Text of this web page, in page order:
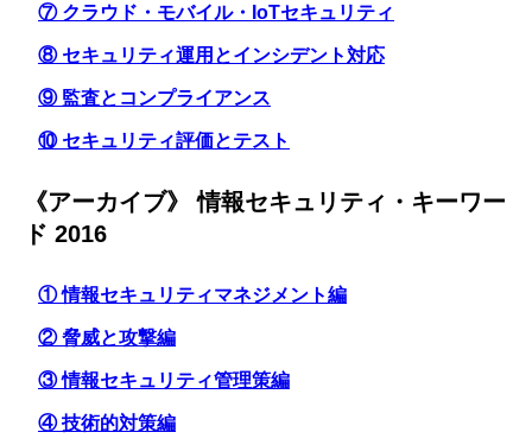
⑦ クラウド・モバイル・IoTセキュリティ
⑧ セキュリティ運用とインシデント対応
⑨ 監査とコンプライアンス
⑩ セキュリティ評価とテスト
《アーカイブ》 情報セキュリティ・キーワー
ド 2016
① 情報セキュリティマネジメント編
② 脅威と攻撃編
③ 情報セキュリティ管理策編
④ 技術的対策編